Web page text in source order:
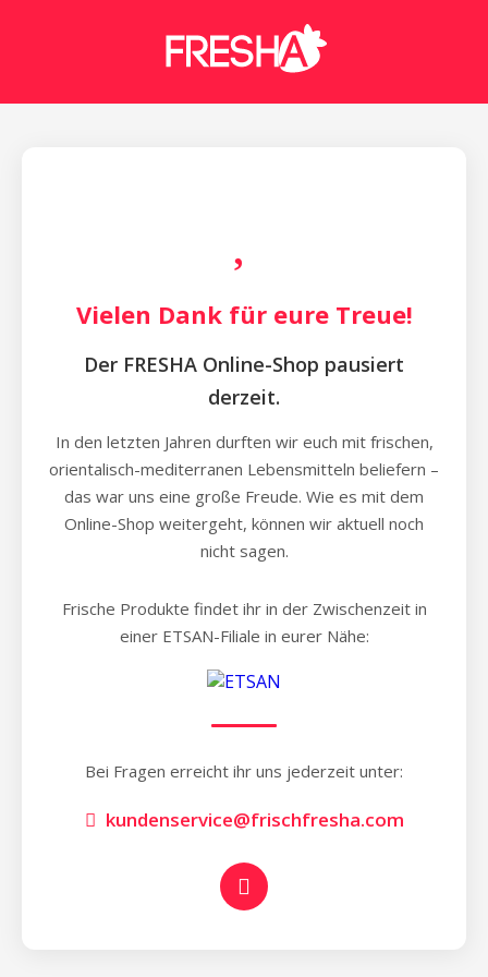
Vielen Dank für eure Treue!
Der FRESHA Online-Shop pausiert
derzeit.
In den letzten Jahren durften wir euch mit frischen,
orientalisch-mediterranen Lebensmitteln beliefern –
das war uns eine große Freude. Wie es mit dem
Online-Shop weitergeht, können wir aktuell noch
nicht sagen.
Frische Produkte findet ihr in der Zwischenzeit in
einer ETSAN-Filiale in eurer Nähe:
Bei Fragen erreicht ihr uns jederzeit unter:
kundenservice@frischfresha.com